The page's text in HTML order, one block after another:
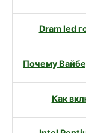
Dram led
Почему
Как